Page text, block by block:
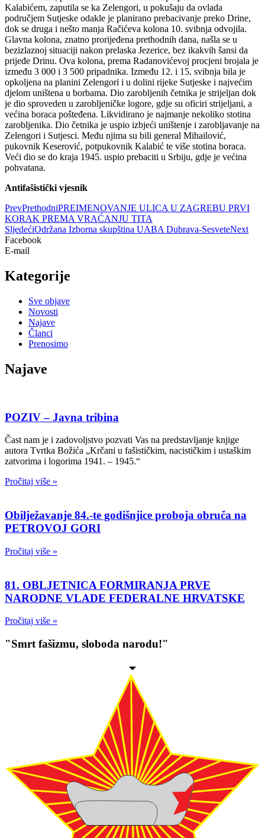
Kalabićem, zaputila se ka Zelengori, u pokušaju da ovlada
područjem Sutjeske odakle je planirano prebacivanje preko Drine,
dok se druga i nešto manja Račićeva kolona 10. svibnja odvojila.
Glavna kolona, znatno prorijeđena prethodnih dana, našla se u
bezizlaznoj situaciji nakon prelaska Jezerice, bez ikakvih šansi da
prijeđe Drinu. Ova kolona, prema Radanovićevoj procjeni brojala je
između 3 000 i 3 500 pripadnika. Između 12. i 15. svibnja bila je
opkoljena na planini Zelengori i u dolini rijeke Sutjeske i najvećim
djelom uništena u borbama. Dio zarobljenih četnika je strijeljan dok
je dio sproveden u zarobljeničke logore, gdje su oficiri strijeljani, a
većina boraca pošteđena. Likvidirano je najmanje nekoliko stotina
zarobljenika. Dio četnika je uspio izbjeći uništenje i zarobljavanje na
Zelengori i Sutjesci. Među njima su bili general Mihailović,
pukovnik Keserović, potpukovnik Kalabić te više stotina boraca.
Veći dio se do kraja 1945. uspio prebaciti u Srbiju, gdje je većina
pohvatana.
Antifašistički vjesnik
PrevPrethodniPREIMENOVANJE ULICA U ZAGREBU PRVI
KORAK PREMA VRAĆANJU TITA
SljedećiOdržana Izborna skupština UABA Dubrava-SesveteNext
Facebook
E-mail
Kategorije
Sve objave
Novosti
Najave
Članci
Prenosimo
Najave
POZIV – Javna tribina
Čast nam je i zadovoljstvo pozvati Vas na predstavljanje knjige
autora Tvrtka Božića „Krčani u fašističkim, nacističkim i ustaškim
zatvorima i logorima 1941. – 1945.“
Pročitaj više »
Obilježavanje 84.-te godišnjice proboja obruča na
PETROVOJ GORI
Pročitaj više »
81. OBLJETNICA FORMIRANJA PRVE
NARODNE VLADE FEDERALNE HRVATSKE
Pročitaj više »
"Smrt fašizmu, sloboda narodu!"